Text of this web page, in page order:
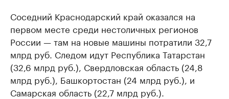
Соседний Краснодарский край оказался на
первом месте среди нестоличных регионов
России — там на новые машины потратили 32,7
млрд руб. Следом идут Республика Татарстан
(32,6 млрд руб.), Свердловская область (24,8
млрд руб.), Башкортостан (24 млрд руб.), и
Самарская область (22,7 млрд руб.).